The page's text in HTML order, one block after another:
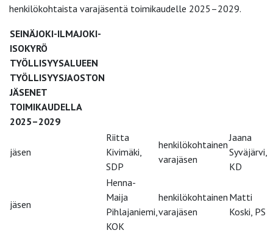
henkilökohtaista varajäsentä toimikaudelle 2025–2029.
SEINÄJOKI-ILMAJOKI-
ISOKYRÖ
TYÖLLISYYSALUEEN
TYÖLLISYYSJAOSTON
JÄSENET
TOIMIKAUDELLA
2025–2029
jäsen
Riitta
Kivimäki,
SDP
henkilökohtainen
varajäsen
Jaana
Syväjärvi,
KD
jäsen
Henna-
Maija
Pihlajaniemi,
KOK
henkilökohtainen
varajäsen
Matti
Koski, PS